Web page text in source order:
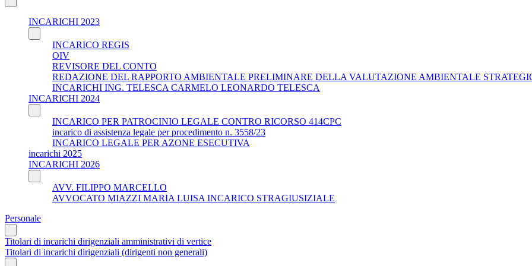
INCARICHI 2023
INCARICO REGIS
OIV
REVISORE DEL CONTO
REDAZIONE DEL RAPPORTO AMBIENTALE PRELIMINARE DELLA VALUTAZIONE AMBIENTALE
INCARICHI ING. TELESCA CARMELO LEONARDO TELESCA
INCARICHI 2024
INCARICO PER PATROCINIO LEGALE CONTRO RICORSO 414CPC
incarico di assistenza legale per procedimento n. 3558/23
INCARICO LEGALE PER AZONE ESECUTIVA
incarichi 2025
INCARICHI 2026
AVV. FILIPPO MARCELLO
AVVOCATO MIAZZI MARIA LUISA INCARICO STRAGIUSIZIALE
Personale
Titolari di incarichi dirigenziali amministrativi di vertice
Titolari di incarichi dirigenziali (dirigenti non generali)